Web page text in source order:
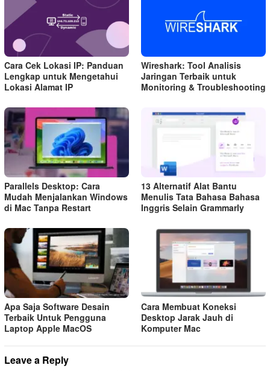
Cara Cek Lokasi IP: Panduan
Lengkap untuk Mengetahui
Lokasi Alamat IP
Wireshark: Tool Analisis
Jaringan Terbaik untuk
Monitoring & Troubleshooting
Parallels Desktop: Cara
Mudah Menjalankan Windows
di Mac Tanpa Restart
13 Alternatif Alat Bantu
Menulis Tata Bahasa Bahasa
Inggris Selain Grammarly
Apa Saja Software Desain
Terbaik Untuk Pengguna
Laptop Apple MacOS
Cara Membuat Koneksi
Desktop Jarak Jauh di
Komputer Mac
Leave a Reply